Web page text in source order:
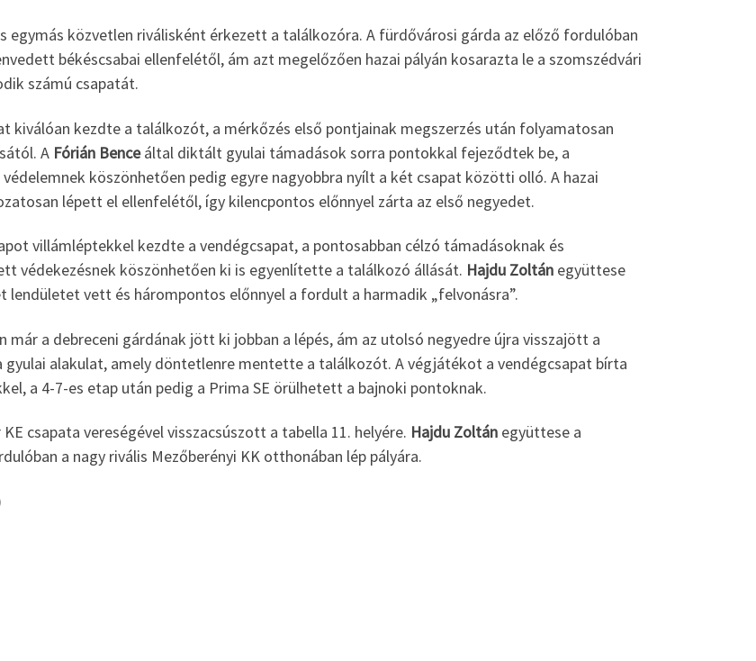
egymás közvetlen riválisként érkezett a találkozóra. A fürdővárosi gárda az előző fordulóban
békéscsabai ellenfelétől, ám azt megelőzően hazai pályán kosarazta le a szomszédvári
számú csapatát.
kiválóan kezdte a találkozót, a mérkőzés első pontjainak megszerzés után folyamatosan
A Fórián Benceáltal diktált gyulai támadások sorra pontokkal fejeződtek be, a
köszönhetően pedig egyre nagyobbra nyílt a két csapat közötti olló. A hazai
lépett el ellenfelétől, így kilencpontos előnnyel zárta az első negyedet.
villámléptekkel kezdte a vendégcsapat, a pontosabban célzó támadásoknak és
védekezésnek köszönhetően ki is egyenlítette a találkozó állását. Hajdu Zoltán együttese
lendületet vett és hárompontos előnnyel a fordult a harmadik „felvonásra”.
már a debreceni gárdának jött ki jobban a lépés, ám az utolsó negyedre újra visszajött a
gyulai alakulat, amely döntetlenre mentette a találkozót. A végjátékot a vendégcsapat bírta
a 4-7-es etap után pedig a Prima SE örülhetett a bajnoki pontoknak.
KE csapata vereségével visszacsúszott a tabella 11. helyére. Hajdu Zoltán együttese a
a nagy rivális Mezőberényi KK otthonában lép pályára.